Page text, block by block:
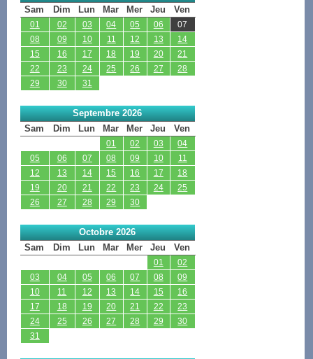
Sam
Dim Lun Mar Mer Jeu Ven
01 02 03 04 05 06
07
08
09 10 11 12 13
14
15
16 17 18 19 20
21
22
23 24 25 26 27
28
29
30 31
Septembre 2026
Sam
Dim Lun Mar Mer Jeu Ven
01 02 03
04
05
06 07 08 09 10
11
12
13 14 15 16 17
18
19
20 21 22 23 24
25
26
27 28 29 30
Octobre 2026
Sam
Dim Lun Mar Mer Jeu Ven
01
02
03
04 05 06 07 08
09
10
11 12 13 14 15
16
17
18 19 20 21 22
23
24
25 26 27 28 29
30
31